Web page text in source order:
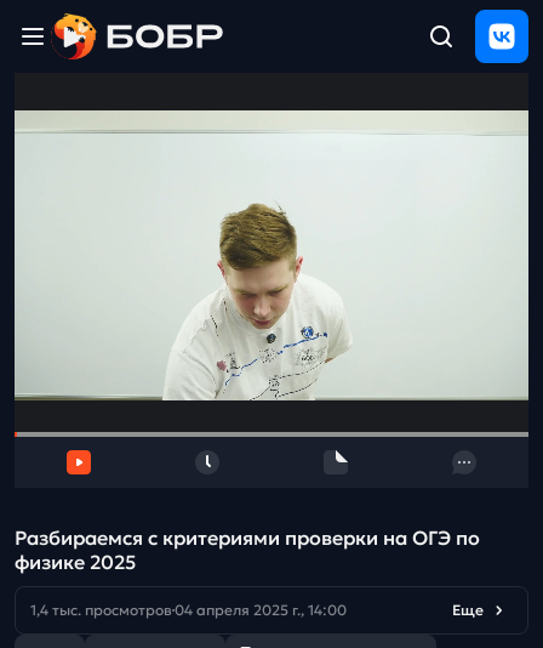
ЩЕЛЧОК
и
Разбираемся с критериями проверки на ОГЭ по
физике 2025
1,4 тыс. просмотров 04 апреля 2025 г., 14:00 Еще